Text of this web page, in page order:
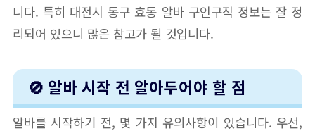
니다. 특히 대전시 동구 효동 알바 구인구직 정보는 잘 정
리되어 있으니 많은 참고가 될 것입니다.
🚫 알바 시작 전 알아두어야 할 점
알바를 시작하기 전, 몇 가지 유의사항이 있습니다. 우선,